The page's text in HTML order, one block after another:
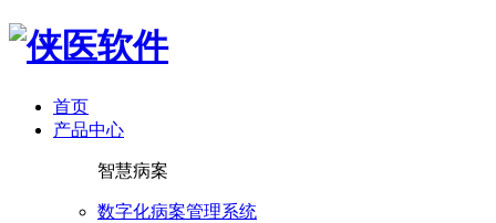
首页
产品中心
智慧病案
数字化病案管理系统